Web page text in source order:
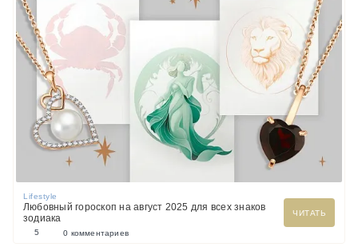
Lifestyle
Любовный гороскоп на август 2025 для всех знаков
зодиака
ЧИТАТЬ
5 0 комментариев